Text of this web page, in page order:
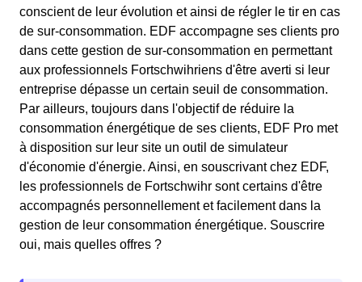
conscient de leur évolution et ainsi de régler le tir en cas
de sur-consommation. EDF accompagne ses clients pro
dans cette gestion de sur-consommation en permettant
aux professionnels Fortschwihriens d'être averti si leur
entreprise dépasse un certain seuil de consommation.
Par ailleurs, toujours dans l'objectif de réduire la
consommation énergétique de ses clients, EDF Pro met
à disposition sur leur site un outil de simulateur
d'économie d'énergie. Ainsi, en souscrivant chez EDF,
les professionnels de Fortschwihr sont certains d'être
accompagnés personnellement et facilement dans la
gestion de leur consommation énergétique. Souscrire
oui, mais quelles offres ?